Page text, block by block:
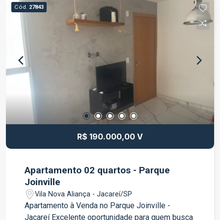
social, área de serviço e 1 vaga de garagem. Com
ambientes bem distribuídos e excelente
vida. Localizado no Vila Inglesa, o imóvel está
próximo a supermercados, escolas, farmácias,
comércios e diversos serviços, além de contar
com fácil acesso às principais vias da cidade.
Entre em contato para mais informações e
agende sua visita. Venha conhecer este
excelente imóvel!
Cód. 27843
R$ 190.000,00 V
Apartamento 02 quartos - Parque
Joinville
Vila Nova Aliança - Jacareí/SP
Apartamento à Venda no Parque Joinville -
Jacareí Excelente oportunidade para quem busca